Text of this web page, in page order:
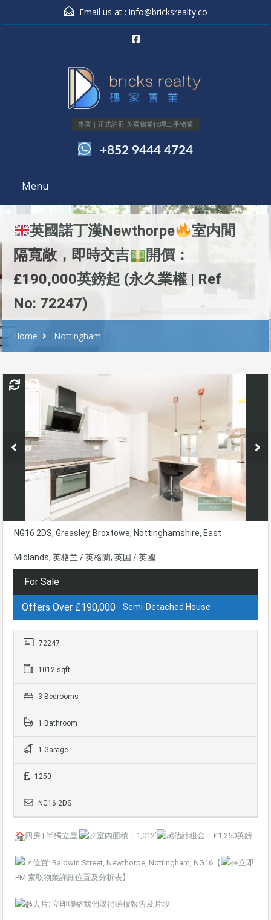
Email us at : info@bricksrealty.co
專業｜正式註冊 英國物業代理二手物業
+852 9444 4724
Menu
英國諾丁漢Newthorpe
室内間
隔寬敞，即時交吉
開價：
£190,000英鎊起 (永久業權 | Ref
No: 72247)
Home Nottingham
NG16 2DS, Greasley, Broxtowe, Nottinghamshire, East
Midlands, 英格兰 / 英格蘭, 英国 / 英國
For Sale
Offers Over £190,000 - Semi-Detached House
72247
1012 sqft
3 Bedrooms
1 Bathroom
1 Garage
1250
NG16 2DS
四房 | 半獨立屋 室內面積：1,012’ 估計租金：£1,250英鎊
位置: Baldwin Street, Newthorpe, Nottingham, NG16【
立即
PM 索取物業詳細位置及分析表】
去片: 立即聯絡我們取得睇樓報告及片段